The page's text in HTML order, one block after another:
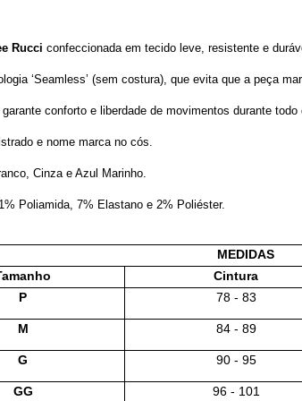
Rucci confeccionada em tecido leve, resistente e
‘Seamless’ (sem costura), que evita que a peça
conforto e liberdade de movimentos durante todo
e nome marca no cós.
Cinza e Azul Marinho.
Poliamida, 7% Elastano e 2% Poliéster.
MEDIDAS
Cintura
P
78 - 83
M 84 - 89
G 90 - 95
GG 96 - 101